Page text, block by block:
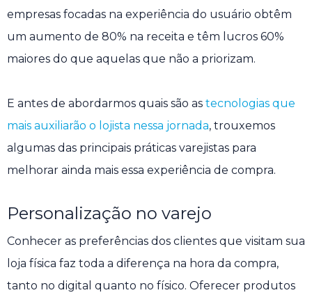
empresas focadas na experiência do usuário obtêm
um aumento de 80% na receita e têm lucros 60%
maiores do que aquelas que não a priorizam​.
E antes de abordarmos quais são as tecnologias que
mais auxiliarão o lojista nessa jornada, trouxemos
algumas das principais práticas varejistas para
melhorar ainda mais essa experiência de compra.
Personalização no varejo
Conhecer as preferências dos clientes que visitam sua
loja física faz toda a diferença na hora da compra,
tanto no digital quanto no físico. Oferecer produtos